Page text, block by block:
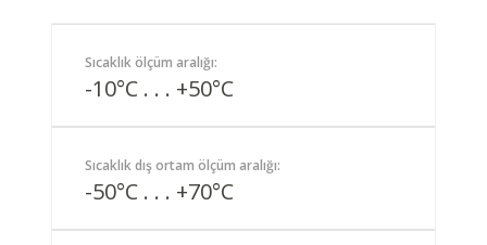
Sıcaklık ölçüm aralığı:
-10°C . . . +50°C
Sıcaklık dış ortam ölçüm aralığı:
-50°C . . . +70°C